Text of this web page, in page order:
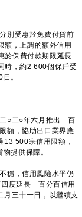
別受惠於免費付貨前
額，上調的額外信用
於保費付款期限延長
時，約2 600個保戶受
。
○二○年六月推出「百
額，協助出口業界應
13 500宗信用限額，
提供保障。
穩，信用風險水平仍
度延長「百分百信用
月三十一日，以繼續支